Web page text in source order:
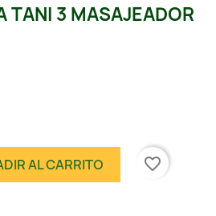
TANI 3 MASAJEADOR
AL CARRITO favorite_border